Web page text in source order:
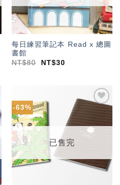
每日練習筆記本 Read x 總圖
書館
NT$80 NT$30
-63%
「願
望輕
已售完